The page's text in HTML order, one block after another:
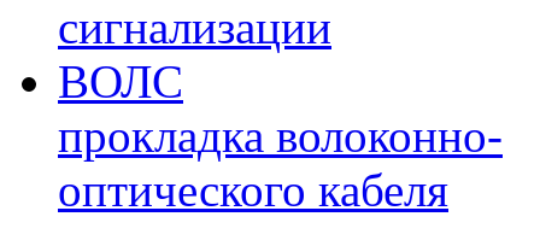
сигнализации
ВОЛС
прокладка волоконно-
оптического кабеля